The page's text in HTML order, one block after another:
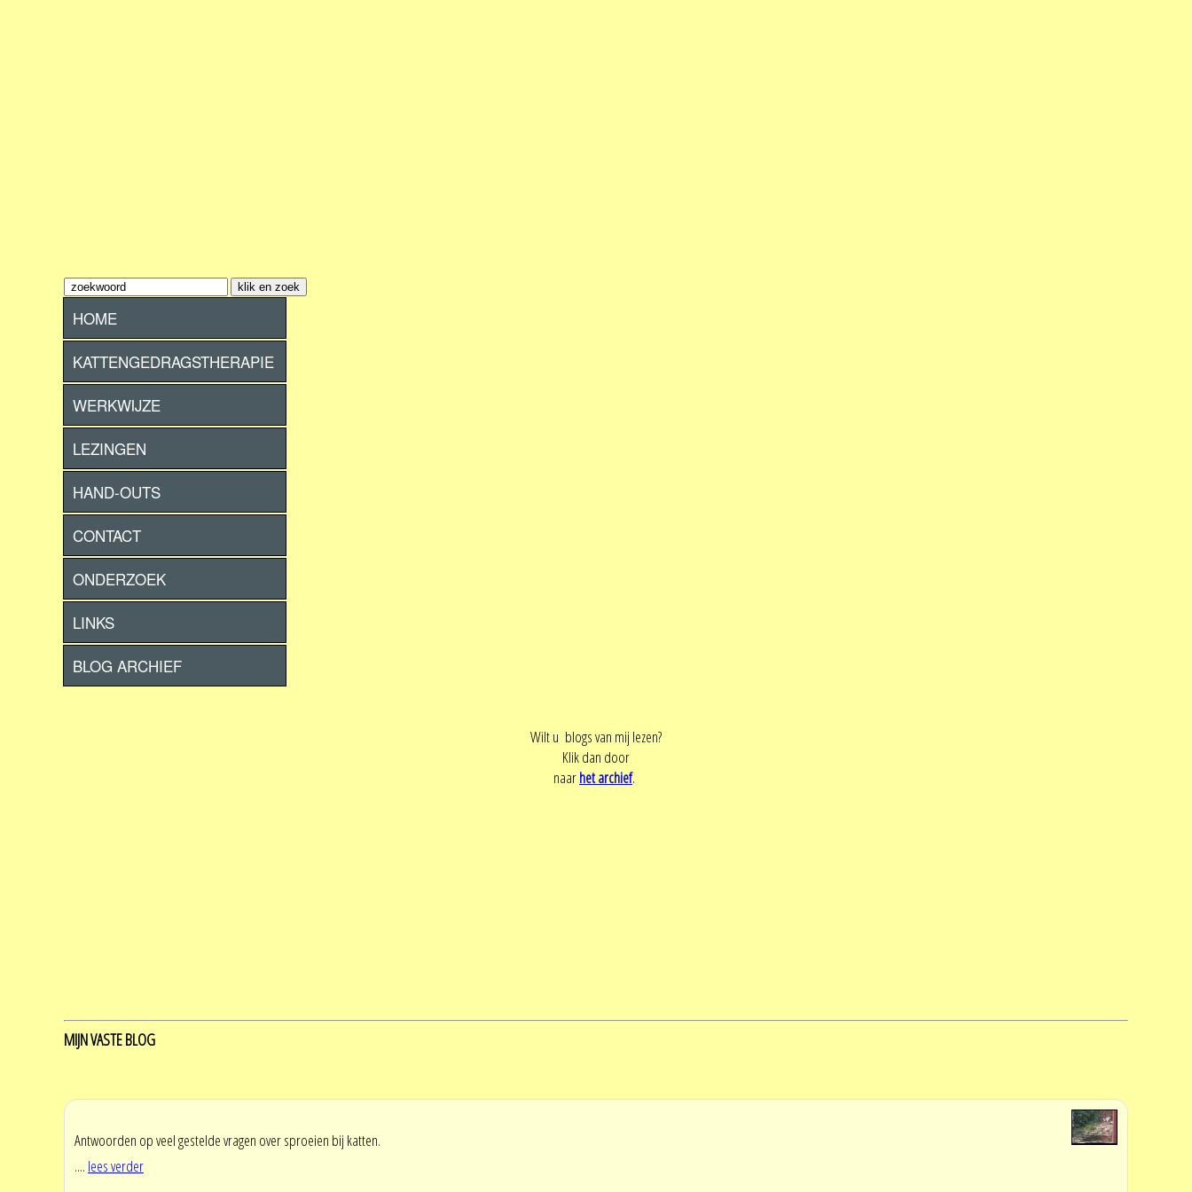
HOME
KATTENGEDRAGSTHERAPIE
WERKWIJZE
LEZINGEN
HAND-OUTS
CONTACT
ONDERZOEK
LINKS
BLOG ARCHIEF
Wilt u blogs van mij lezen?
Klik dan door
naarhet archief.
MIJN VASTE BLOG
Antwoorden op veel gestelde vragen over sproeien bij katten.
.... lees verder